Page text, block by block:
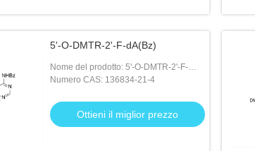
5'-O-DMTR-2'-F-dA(Bz)
Nome del prodotto: 5'-O-DMTR-2'-F-
dA(Bz)
Numero CAS: 136834-21-4
Ottieni il miglior prezzo